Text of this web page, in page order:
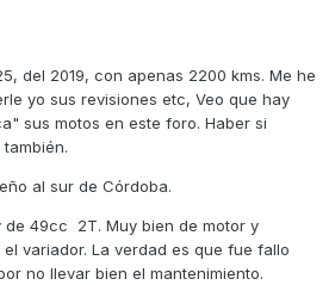
del 2019, con apenas 2200 kms. Me he
yo sus revisiones etc, Veo que hay
sus motos en este foro. Haber si
al sur de Córdoba.
de 49cc 2T. Muy bien de motor y
variador. La verdad es que fue fallo
no llevar bien el mantenimiento.